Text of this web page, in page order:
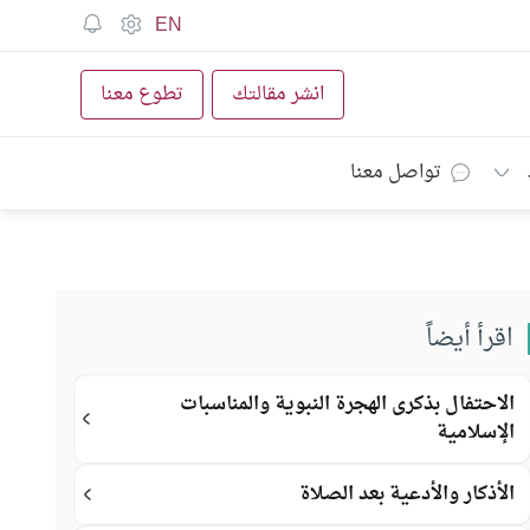
EN
انشر مقالتك تطوع معنا
تواصل معنا
اقرأ أيضاً
الاحتفال بذكرى الهجرة النبوية والمناسبات
الإسلامية
الأذكار والأدعية بعد الصلاة